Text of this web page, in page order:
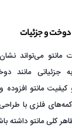
می‌تواند
مانند
کیفیت مانتو
فلزی با
کلی مانتو داشته